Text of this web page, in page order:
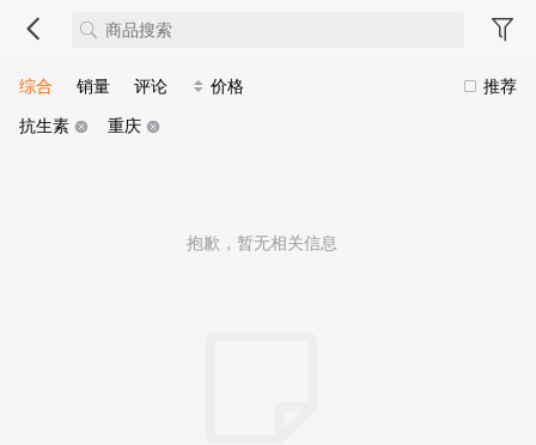
推荐
综合 销量 评论
价格
抗生素
重庆
抱歉，暂无相关信息